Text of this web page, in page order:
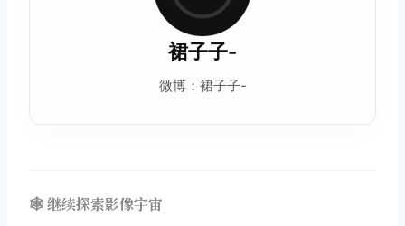
裙子子-
微博：裙子子-
🕸️ 继续探索影像宇宙